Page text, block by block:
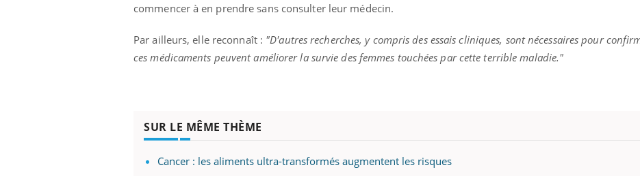
commencer à en prendre sans consulter leur médecin.
Par ailleurs, elle reconnaît : "D'autres recherches, y compris des essais cliniques, sont nécessaires pour
ces médicaments peuvent améliorer la survie des femmes touchées par cette terrible maladie."
SUR LE MÊME THÈME
Cancer : les aliments ultra-transformés augmentent les risques
Le Ramadan approche, et, pour de
nombreuses personnes atteintes de
faciliter l’accès à la médecine
préventiveYoutube
Coup de food sur le diabète,
nouveau rendez-vous culinaire